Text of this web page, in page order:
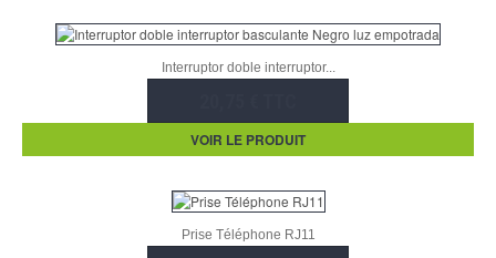
Interruptor doble interruptor...
VOIR LE PRODUIT
Prise Téléphone RJ11